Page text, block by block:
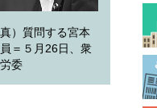
真）質問する宮本
＝５月26日、衆
委